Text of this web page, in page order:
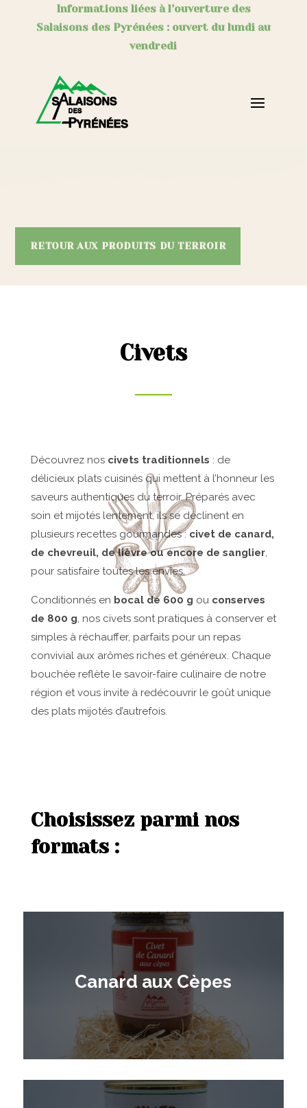
Informations liées à l’ouverture des
Salaisons des Pyrénées : ouvert du lundi au
vendredi
RETOUR AUX PRODUITS DU TERROIR
Civets
Découvrez nos civets traditionnels : de
délicieux plats cuisinés qui mettent à l’honneur les
saveurs authentiques du terroir. Préparés avec
soin et mijotés lentement, ils se déclinent en
plusieurs recettes gourmandes : civet de canard,
de chevreuil, de lièvre ou encore de sanglier,
pour satisfaire toutes les envies.
Conditionnés en bocal de 600 g ou conserves
de 800 g, nos civets sont pratiques à conserver et
simples à réchauffer, parfaits pour un repas
convivial aux arômes riches et généreux. Chaque
bouchée reflète le savoir-faire culinaire de notre
région et vous invite à redécouvrir le goût unique
des plats mijotés d’autrefois.
Choisissez parmi nos
formats :
Canard aux Cèpes